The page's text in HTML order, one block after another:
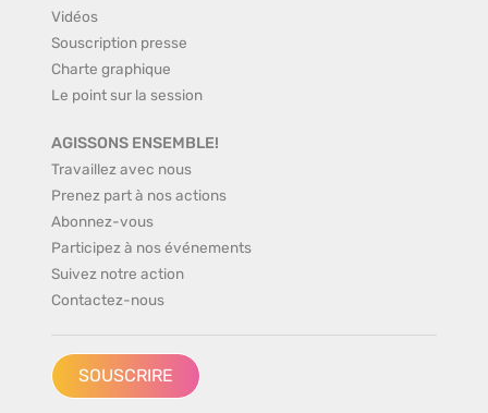
Vidéos
Souscription presse
Charte graphique
Le point sur la session
AGISSONS ENSEMBLE!
Travaillez avec nous
Prenez part à nos actions
Abonnez-vous
Participez à nos événements
Suivez notre action
Contactez-nous
SOUSCRIRE